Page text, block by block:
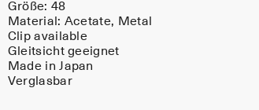
Größe: 48
Material: Acetate, Metal
Clip available
Gleitsicht geeignet
Made in Japan
Verglasbar